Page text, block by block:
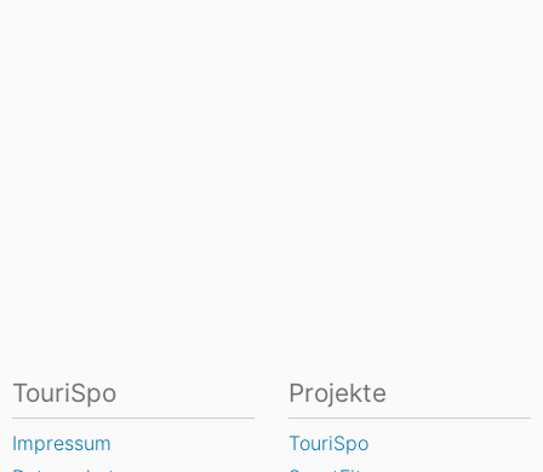
TouriSpo
Impressum
Projekte
TouriSpo